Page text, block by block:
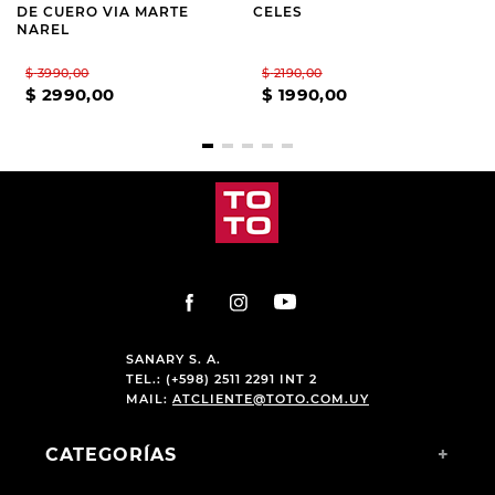
DE CUERO VIA MARTE
NAREL
$ 3990,00
$ 2990,00
CELES
$ 2190,00
$ 1990,00
SANARY S. A.
TEL.: (+598) 2511 2291 INT 2
MAIL: ATCLIENTE@TOTO.COM.UY
CATEGORÍAS +